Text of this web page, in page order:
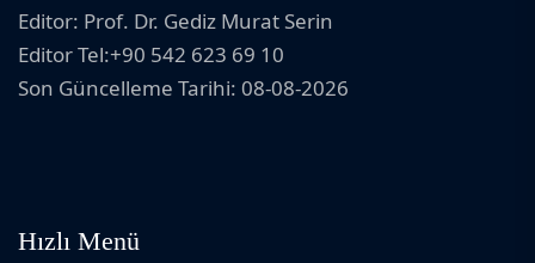
Editor: Prof. Dr. Gediz Murat Serin
Editor Tel:+90 542 623 69 10
Son Güncelleme Tarihi: 08-08-2026
Hızlı Menü